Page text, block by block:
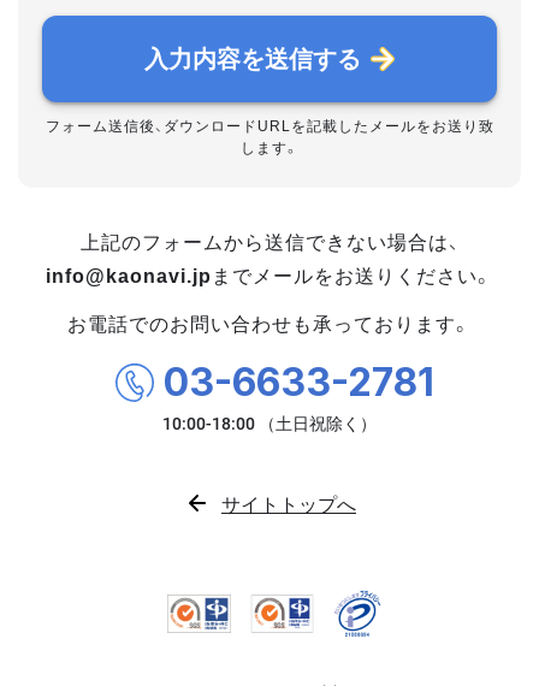
入力内容を送信する
フォーム送信後、ダウンロードURLを記載したメールをお送り致
します。
上記のフォームから送信できない場合は、
info@kaonavi.jp までメールをお送りください。
お電話でのお問い合わせも承っております。
03-6633-2781
サイトトップへ